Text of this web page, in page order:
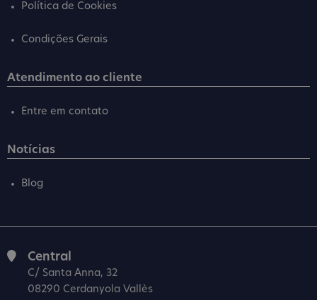
Política de Cookies
Condições Gerais
Atendimento ao cliente
Entre em contato
Notícias
Blog
Central
C/ Santa Anna, 32
08290 Cerdanyola Vallès